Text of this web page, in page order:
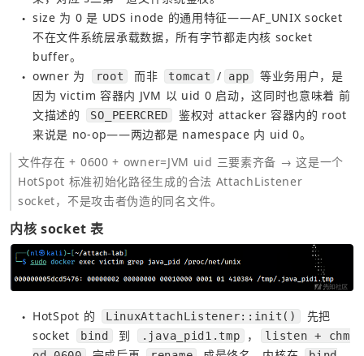
●
size 为 0 是 UDS inode 的通用特征——AF_UNIX socket
不在文件系统层承载数据，所有字节都走内核 socket
buffer。
● owner 为 root 而非 tomcat / app
等业务用户，是
因为 victim 容器内 JVM 以 uid 0 启动，这同时也意味着 前
文描述的
SO_PEERCRED
鉴权对 attacker 容器内的 root
来说是 no-op——两边都是 namespace 内 uid 0。
文件存在 + 0600 + owner=JVM uid 三要素齐备 → 这是一个
HotSpot 标准初始化路径生成的合法 AttachListener
socket，不是攻击者伪造的同名文件。
内核 socket 表
● HotSpot 的 LinuxAttachListener::init()
先把
socket
bind 到 .java_pid1.tmp ，
listen + chm